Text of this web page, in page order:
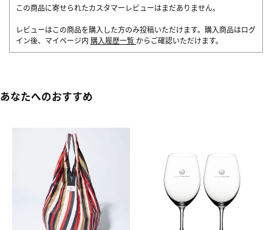
この商品に寄せられたカスタマーレビューはまだありません。
レビューはこの商品を購入した方のみ投稿いただけます。購入商品はログ
イン後、マイページ内 購入履歴一覧 からご確認いただけます。
あなたへのおすすめ